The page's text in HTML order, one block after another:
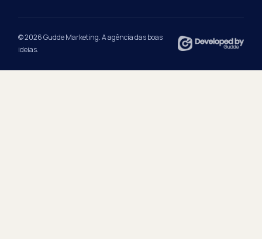
© 2026 Gudde Marketing. A agência das boas
ideias.